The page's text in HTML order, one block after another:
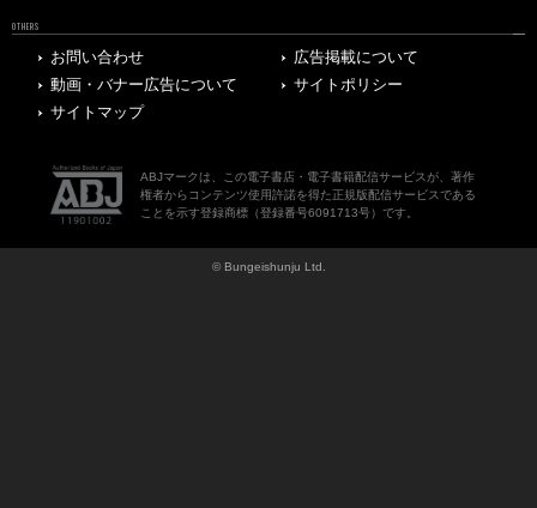
OTHERS
お問い合わせ
広告掲載について
動画・バナー広告について
サイトポリシー
サイトマップ
ABJマークは、この電子書店・電子書籍配信サービスが、著作
権者からコンテンツ使用許諾を得た正規版配信サービスである
ことを示す登録商標（登録番号6091713号）です。
© Bungeishunju Ltd.